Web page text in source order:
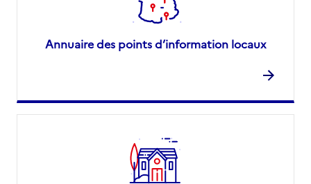
Annuaire des points d’information locaux